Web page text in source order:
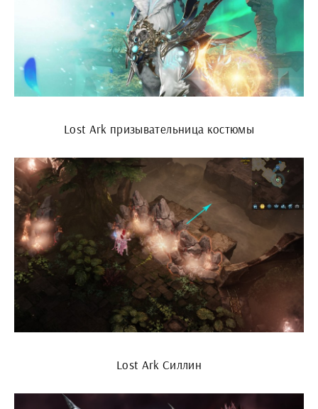
Lost Ark призывательница костюмы
Lost Ark Силлин